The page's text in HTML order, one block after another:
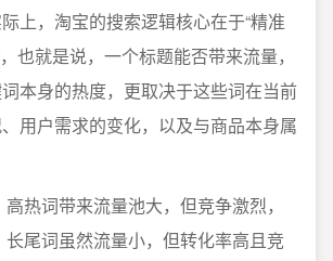
上，淘宝的搜索逻辑核心在于“精准
也就是说，一个标题能否带来流量，
本身的热度，更取决于这些词在当前
用户需求的变化，以及与商品本身属
热词带来流量池大，但竞争激烈，
长尾词虽然流量小，但转化率高且竞